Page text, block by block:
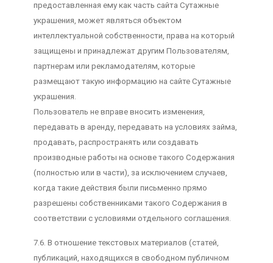
предоставленная ему как часть сайта Сутажные
украшения, может являться объектом
интеллектуальной собственности, права на который
защищены и принадлежат другим Пользователям,
партнерам или рекламодателям, которые
размещают такую информацию на сайте Сутажные
украшения.
Пользователь не вправе вносить изменения,
передавать в аренду, передавать на условиях займа,
продавать, распространять или создавать
производные работы на основе такого Содержания
(полностью или в части), за исключением случаев,
когда такие действия были письменно прямо
разрешены собственниками такого Содержания в
соответствии с условиями отдельного соглашения.
7.6. В отношение текстовых материалов (статей,
публикаций, находящихся в свободном публичном